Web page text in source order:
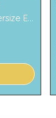
119 Baskılı Denim Cepli Oversize Erkek Çocuk Tişört